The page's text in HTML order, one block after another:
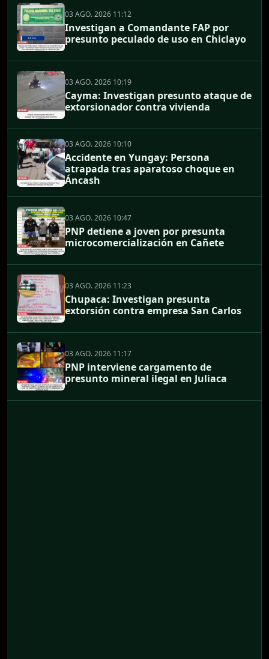
03 AGO. 2026 11:12
Investigan a Comandante FAP por
presunto peculado de uso en Chiclayo
03 AGO. 2026 10:19
Cayma: Investigan presunto ataque de
extorsionador contra vivienda
03 AGO. 2026 10:10
Accidente en Yungay: Persona
atrapada tras aparatoso choque en
Áncash
03 AGO. 2026 10:47
PNP detiene a joven por presunta
microcomercialización en Cañete
03 AGO. 2026 11:23
Chupaca: Investigan presunta
extorsión contra empresa San Carlos
03 AGO. 2026 11:17
PNP interviene cargamento de
presunto mineral ilegal en Juliaca